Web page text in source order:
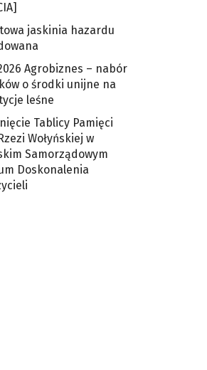
jaskinia hazardu
Agrobiznes – nabór
o środki unijne na
leśne
Tablicy Pamięci
Wołyńskiej w
Samorządowym
Doskonalenia